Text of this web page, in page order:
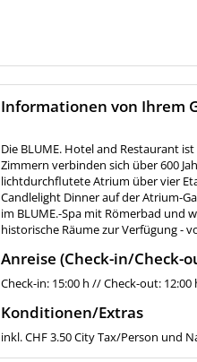
Informationen von Ihrem
Die BLUME. Hotel and Restaurant
Zimmern verbinden sich über 600
lichtdurchflutete Atrium über vier
Candlelight Dinner auf der Atrium-
im BLUME.-Spa mit Römerbad und
historische Räume zur Verfügung -
Anreise (Check-in/Check-
Check-in: 15:00 h // Check-out: 12:00
Konditionen/Extras
inkl. CHF 3.50 City Tax/Person und